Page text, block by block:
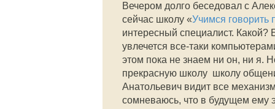
Вечером долго беседовал с
сейчас школу «Учимся говорить
интересный специалист.
увлечется все-таки
этом пока не знаем ни он, ни я.
прекрасную школу  школу
Анатольевич видит все
сомневаюсь, что в будущем ему